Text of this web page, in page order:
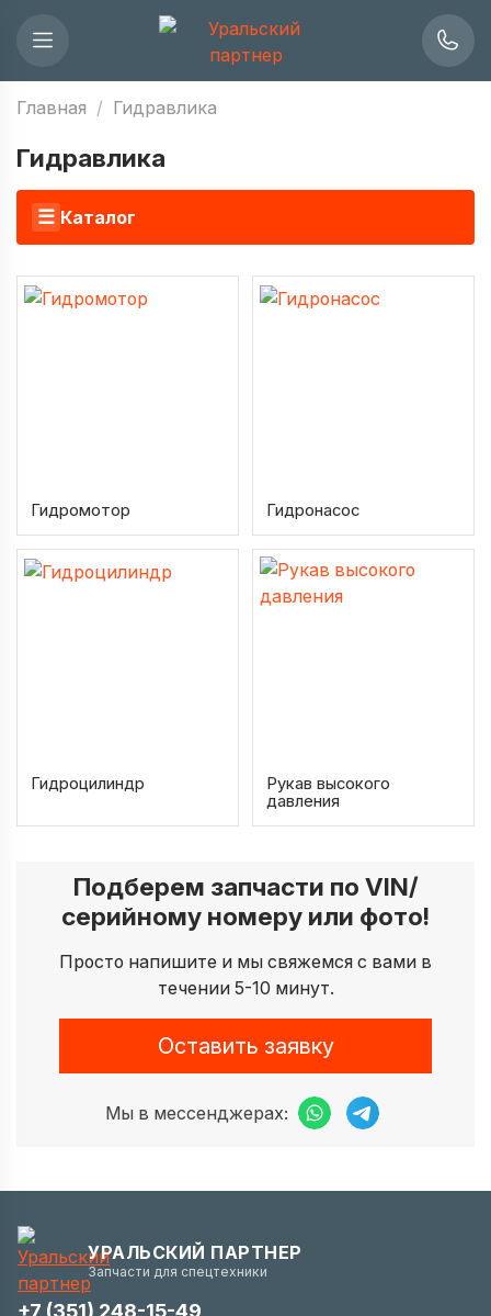
Главная Гидравлика
Гидравлика
☰ Каталог
Гидромотор Гидронасос
Гидроцилиндр
Рукав высокого
давления
Подберем запчасти по VIN/
серийному номеру или фото!
Просто напишите и мы свяжемся с вами в
течении 5-10 минут.
Оставить заявку
Мы в мессенджерах:
УРАЛЬСКИЙ ПАРТНЕР
Запчасти для спецтехники
+7 (351) 248-15-49